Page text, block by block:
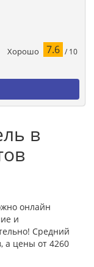
Хорошо 7.6 / 10
в
онлайн
и
Средний
а цены от 4260